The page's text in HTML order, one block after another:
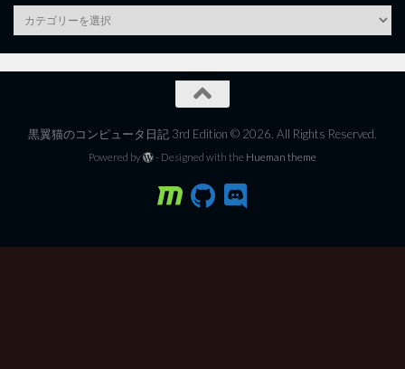
category
黒翼猫のコンピュータ日記 3rd Edition © 2026. All Rights Reserved.
Powered by - Designed with the Hueman theme